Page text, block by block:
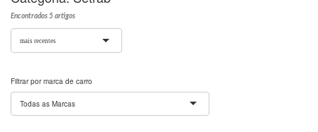
Encontrados 5 artigos
mais recentes
Filtrar por marca de carro
Todas as Marcas